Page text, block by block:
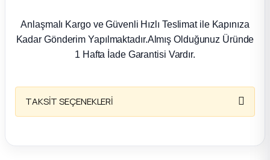
Anlaşmalı Kargo ve Güvenli Hızlı Teslimat ile Kapınıza
Kadar Gönderim Yapılmaktadır.Almış Olduğunuz Üründe
1 Hafta İade Garantisi Vardır.
TAKSİT SEÇENEKLERİ